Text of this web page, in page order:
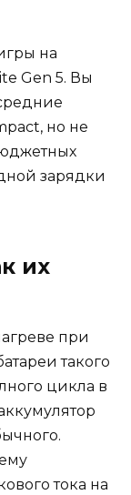
на
Gen 5. Вы
но не
зарядки
их
при
такого
цикла в
тока на